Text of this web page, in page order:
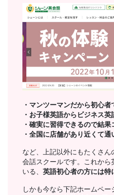
・マンツーマンだから初心者
・お子様英語からビジネス
・確実に習得できるので結果
・全国に店舗があり近くて通
など、上記以外にもたくさ
会話スクールです。これから
いる、 英語初心者の方には特
しかも今なら下記ホームペ